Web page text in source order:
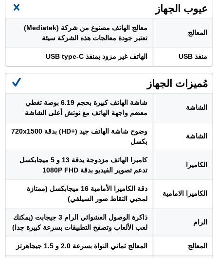
عيوب الجهاز
المعالج
معالج الهاتف مصنوع من شركة (Mediatek)
تعتبر جودة معالجات هذه الشركة سيئة
منفذ USB الهاتف غير مزود بمنفذ USB type-C
مُميزات الجهاز
الشاشة
شاشة الهاتف كبيرة بحجم 6.19 بوصة تغطي
معضم واجهة الهاتف مع نوتش أعلى الشاشة
الشاشة
وضوح شاشة الهاتف جيد (+HD) بدقة 720x1500
بكسل
الكاميرا
كاميرا الهاتف مزدوجة بدقة 13 و 5 ميجابكسل
تدعم تصوير الفيديو بدقة 1080P FHD
الكاميرا الامامية
دقة الكاميرا الأمامية 16 ميجابكسل (ممتازة
لمحبي التقاط صور السيلفي)
الرام
ذاكرة الوصول العشوائي الرام 3 جيجابت (يمكنك
لعب الألعاب وتصفح التطبيقات بسرعة كبيرة جدا)
المعالج المعالج ثماني النواة بسرعة 2.0 و 1.5 جيجاهرتز